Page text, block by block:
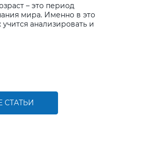
– это период
мира. Именно в это
анализировать и
СТАТЬИ